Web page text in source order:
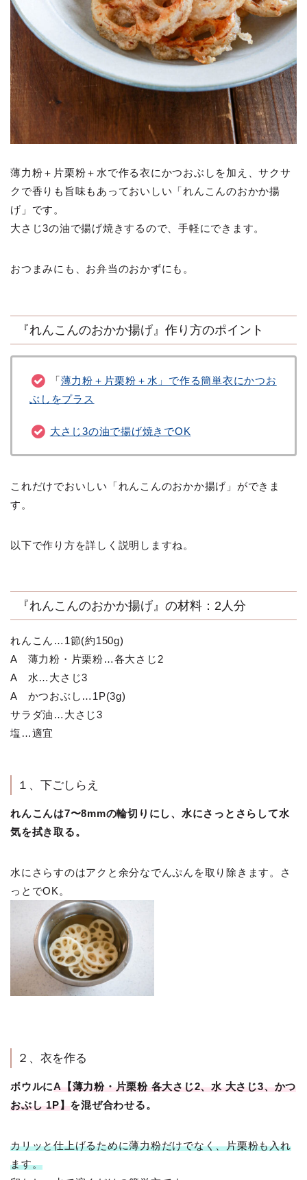
薄力粉＋片栗粉＋水で作る衣にかつおぶしを加え、サクサ
クで香りも旨味もあっておいしい「れんこんのおかか揚
げ」です。
大さじ3の油で揚げ焼きするので、手軽にできます。
おつまみにも、お弁当のおかずにも。
『れんこんのおかか揚げ』作り方のポイント
「薄力粉＋片栗粉＋水」で作る簡単衣にかつお
ぶしをプラス
大さじ3の油で揚げ焼きでOK
これだけでおいしい「れんこんのおかか揚げ」ができま
す。
以下で作り方を詳しく説明しますね。
『れんこんのおかか揚げ』の材料：2人分
れんこん…1節(約150g)
A 薄力粉・片栗粉…各大さじ2
A 水…大さじ3
A かつおぶし…1P(3g)
サラダ油…大さじ3
塩…適宜
１、下ごしらえ
れんこんは7〜8mmの輪切りにし、水にさっとさらして水
気を拭き取る。
水にさらすのはアクと余分なでんぷんを取り除きます。さ
っとでOK。
２、衣を作る
ボウルにA【薄力粉・片栗粉 各大さじ2、水 大さじ3、かつ
おぶし 1P】 を混ぜ合わせる。
カリッと仕上げるために薄力粉だけでなく、片栗粉も入れ
ます。